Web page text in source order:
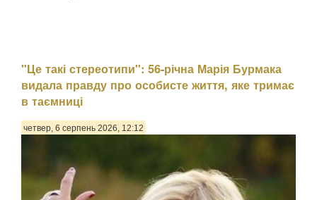
"Це такі стереотипи": 56-річна Марія Бурмака
видала правду про особисте життя, яке тримає
в таємниці
четвер, 6 серпень 2026, 12:12